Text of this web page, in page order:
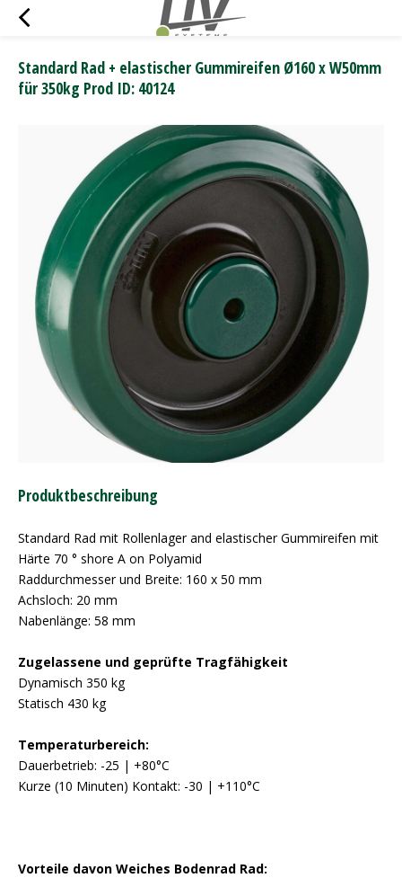
Standard Rad + elastischer Gummireifen Ø160 x W50mm
für 350kg Prod ID: 40124
Produktbeschreibung
Standard Rad mit Rollenlager and elastischer Gummireifen mit
Härte 70 ° shore A on Polyamid
Raddurchmesser und Breite: 160 x 50 mm
Achsloch: 20 mm
Nabenlänge: 58 mm
Zugelassene und geprüfte Tragfähigkeit
Dynamisch 350 kg
Statisch 430 kg
Temperaturbereich:
Dauerbetrieb: -25 | +80°C
Kurze (10 Minuten) Kontakt: -30 | +110°C
Vorteile davon Weiches Bodenrad Rad: